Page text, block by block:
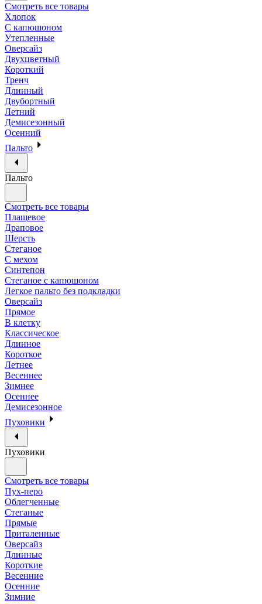
Смотреть все товары
Хлопок
С капюшоном
Утепленные
Оверсайз
Двухцветный
Короткий
Тренч
Длинный
Двубортный
Летний
Демисезонный
Осенний
Пальто
Пальто
Смотреть все товары
Плащевое
Драповое
Шерсть
Стеганое
С мехом
Синтепон
Стеганое с капюшоном
Легкое пальто без подкладки
Оверсайз
Прямое
В клетку
Классическое
Длинное
Короткое
Летнее
Весеннее
Зимнее
Осеннее
Демисезонное
Пуховики
Пуховики
Смотреть все товары
Пух-перо
Облегченные
Стеганые
Прямые
Приталенные
Оверсайз
Длинные
Короткие
Весенние
Осенние
Зимние